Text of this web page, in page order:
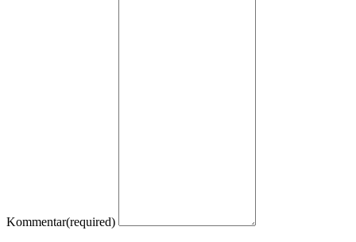
Kommentar(required)